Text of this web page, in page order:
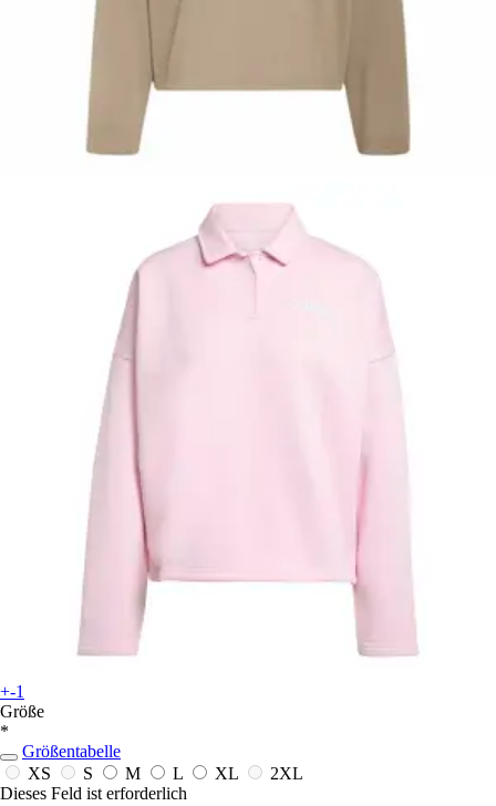
+-1
Größe
*
Größentabelle
XS
S M L XL
2XL
Dieses Feld ist erforderlich